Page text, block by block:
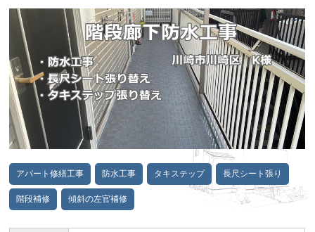
アパート修繕工事 防水工事 タキステップ 長尺シート張り
階段補修 傾斜の左官補修